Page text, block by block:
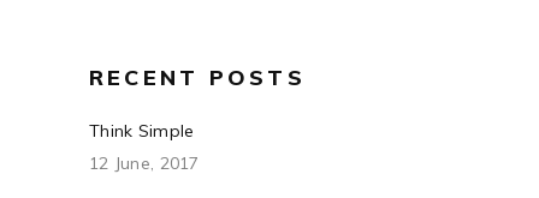
RECENT POSTS
Think Simple
12 June, 2017